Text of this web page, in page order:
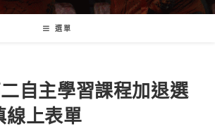
選單
自主學習課程加退選
線上表單